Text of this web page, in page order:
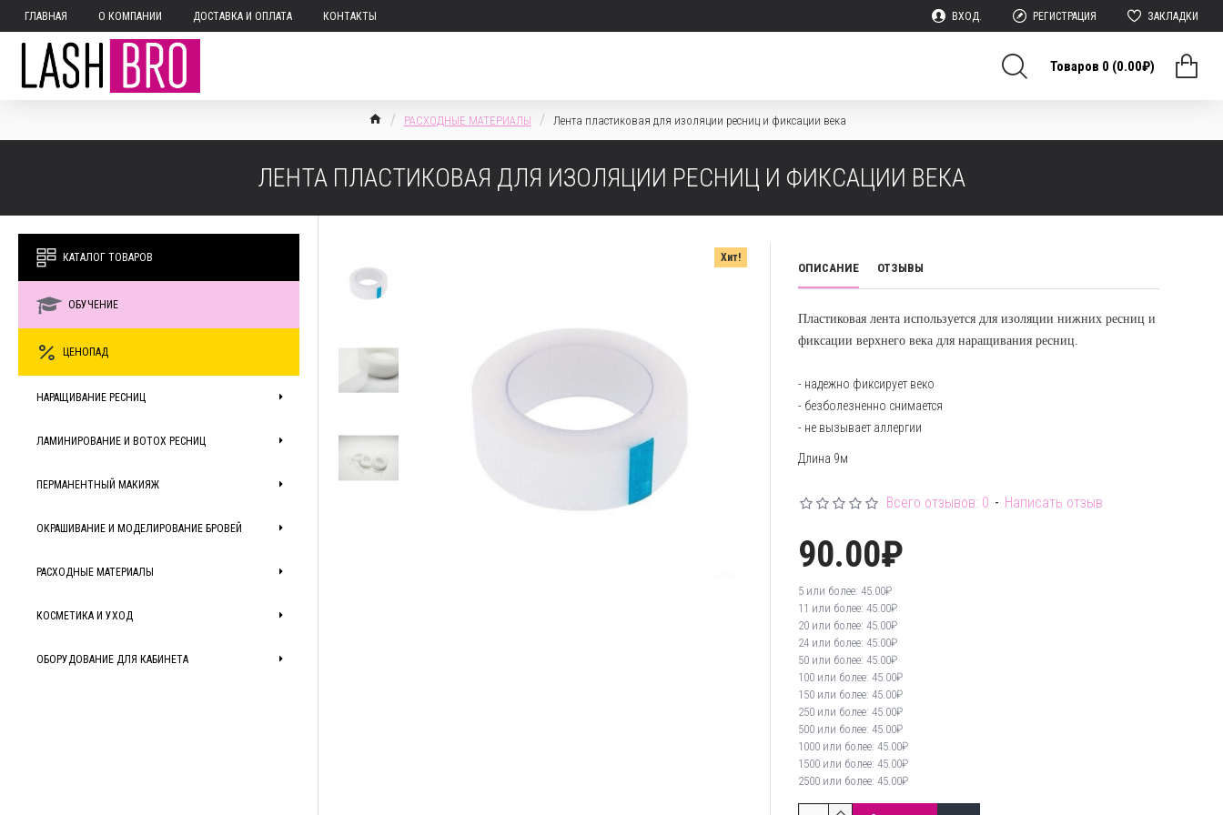
ГЛАВНАЯ О КОМПАНИИ ДОСТАВКА И ОПЛАТА КОНТАКТЫ ВХОД. РЕГИСТРАЦИЯ ЗАКЛАДКИ
Товаров 0 (0.00₽)
РАСХОДНЫЕ МАТЕРИАЛЫ Лента пластиковая для изоляции ресниц и фиксации века
ЛЕНТА ПЛАСТИКОВАЯ ДЛЯ ИЗОЛЯЦИИ РЕСНИЦ И ФИКСАЦИИ ВЕКА
КАТАЛОГ ТОВАРОВ
ОБУЧЕНИЕ
ЦЕНОПАД
НАРАЩИВАНИЕ РЕСНИЦ
ЛАМИНИРОВАНИЕ И BOTOX РЕСНИЦ
ПЕРМАНЕНТНЫЙ МАКИЯЖ
ОКРАШИВАНИЕ И МОДЕЛИРОВАНИЕ БРОВЕЙ
РАСХОДНЫЕ МАТЕРИАЛЫ
КОСМЕТИКА И УХОД
ОБОРУДОВАНИЕ ДЛЯ КАБИНЕТА
Хит!
ОПИСАНИЕ ОТЗЫВЫ
Пластиковая лента используется для изоляции нижних ресниц и
фиксации верхнего века для наращивания ресниц.
- надежно фиксирует веко
- безболезненно снимается
- не вызывает аллергии
Длина 9м
Всего отзывов: 0 - Написать отзыв
90.00₽
5 или более: 45.00₽
11 или более: 45.00₽
20 или более: 45.00₽
24 или более: 45.00₽
50 или более: 45.00₽
100 или более: 45.00₽
150 или более: 45.00₽
250 или более: 45.00₽
500 или более: 45.00₽
1000 или более: 45.00₽
1500 или более: 45.00₽
2500 или более: 45.00₽